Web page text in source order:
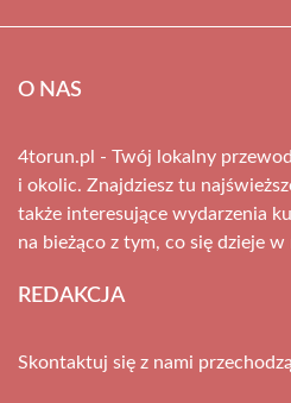
O NAS
4torun.pl - Twój lokalny
i okolic. Znajdziesz tu
także interesujące wydarzenia
na bieżąco z tym, co się dzieje
REDAKCJA
Skontaktuj się z nami